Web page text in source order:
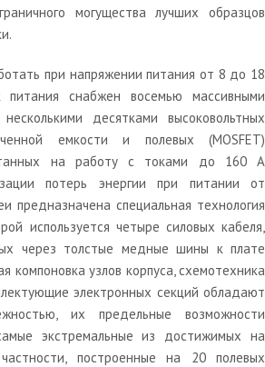
могущества лучших образцов
при напряжении питания от 8 до 18
снабжен восемью массивными
десятками высоковольтных
емкости и полевых (MOSFET)
на работу с токами до 160 А
потерь энергии при питании от
предназначена специальная технология
используется четыре силовых кабеля,
через толстые медные шины к плате
компоновка узлов корпуса, схемотехника
электронных секций обладают
их предельные возможности
экстремальные из достижимых на
построенные на 20 полевых